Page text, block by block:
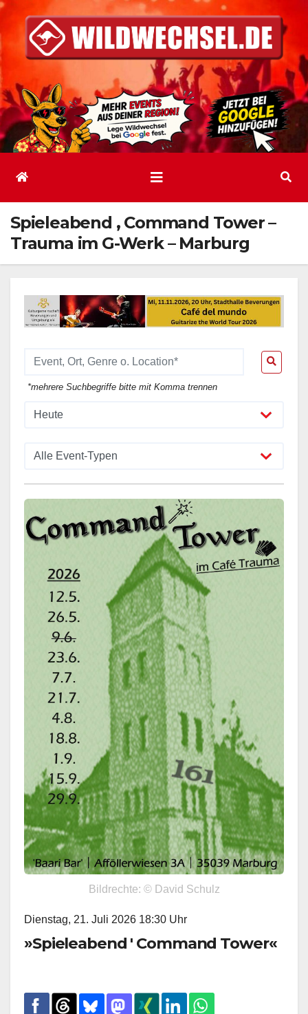
Inhalt
springen
Spieleabend ‚ Command Tower –
Trauma im G-Werk – Marburg
*mehrere Suchbegriffe bitte mit Komma trennen
Bildrechte: © David Schulz
Dienstag, 21. Juli 2026 18:30 Uhr
»Spieleabend ' Command Tower«